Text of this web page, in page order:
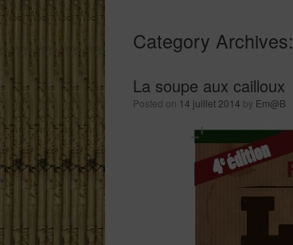
Category Archives:
La soupe aux cailloux
Posted on 14 juillet 2014 by Em@B